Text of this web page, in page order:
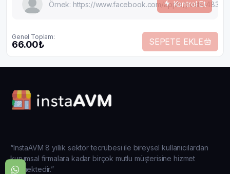
Kontrol Et
Genel Toplam:
66.00₺ SEPETE EKLE
“InstaAVM 8 yıllık sektör tecrübesi ile bireysel kullanıcılardan
kurumsal firmalara kadar birçok mutlu müşterisine hizmet
vermektedir.”